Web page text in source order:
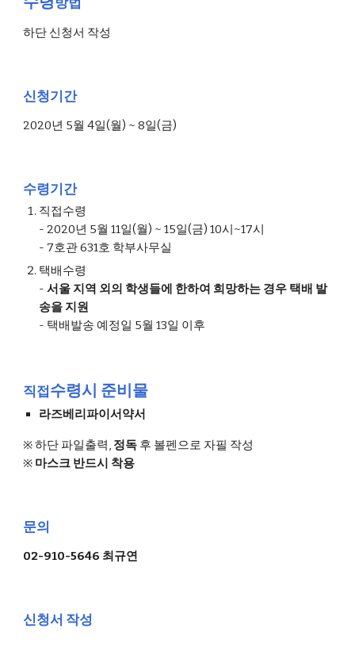
하단 신청서 작성
신청기간
2020년 5월 4일(월) ~ 8일(금)
수령기간
직접수령
- 2020년 5월 11일(월) ~ 15일(금) 10시~17시
- 7호관 631호 학부사무실
택배수령
- 서울 지역 외의 학생들에 한하여 희망하는 경우 택배 발
송을 지원
- 택배발송 예정일 5월 13일 이후
직접 수령시 준비물
라즈베리파이서약서
※ 하단 파일출력, 정독 후 볼펜으로 자필 작성
※ 마스크 반드시 착용
문의
02-910-5646 최규연
신청서 작성